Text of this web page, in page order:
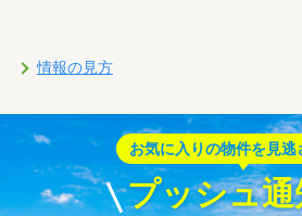
情報の見方
お気に入りの物件を見逃
プッシュ通